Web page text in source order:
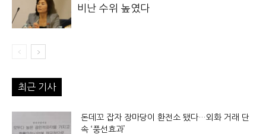
비난 수위 높였다
최근 기사
돈데꼬 잡자 장마당이 환전소 됐다…외화 거래 단
속 ‘풍선효과’